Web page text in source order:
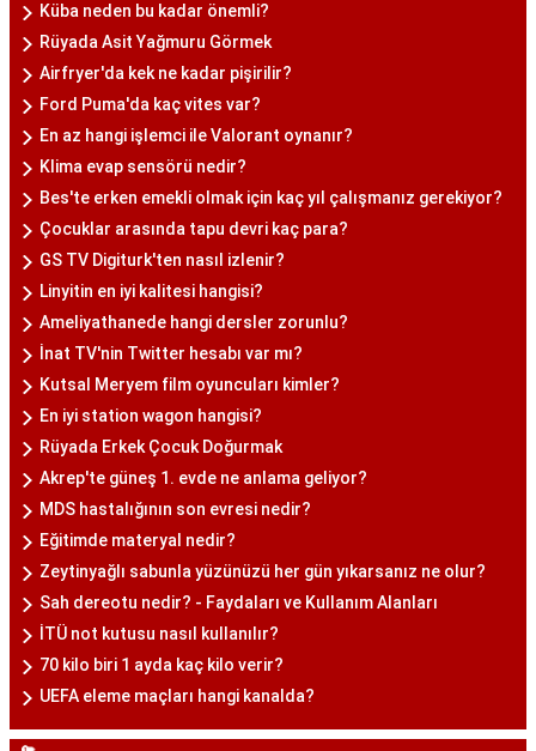
Küba neden bu kadar önemli?
Rüyada Asit Yağmuru Görmek
Airfryer'da kek ne kadar pişirilir?
Ford Puma'da kaç vites var?
En az hangi işlemci ile Valorant oynanır?
Klima evap sensörü nedir?
Bes'te erken emekli olmak için kaç yıl çalışmanız gerekiyor?
Çocuklar arasında tapu devri kaç para?
GS TV Digiturk'ten nasıl izlenir?
Linyitin en iyi kalitesi hangisi?
Ameliyathanede hangi dersler zorunlu?
İnat TV'nin Twitter hesabı var mı?
Kutsal Meryem film oyuncuları kimler?
En iyi station wagon hangisi?
Rüyada Erkek Çocuk Doğurmak
Akrep'te güneş 1. evde ne anlama geliyor?
MDS hastalığının son evresi nedir?
Eğitimde materyal nedir?
Zeytinyağlı sabunla yüzünüzü her gün yıkarsanız ne olur?
Sah dereotu nedir? - Faydaları ve Kullanım Alanları
İTÜ not kutusu nasıl kullanılır?
70 kilo biri 1 ayda kaç kilo verir?
UEFA eleme maçları hangi kanalda?